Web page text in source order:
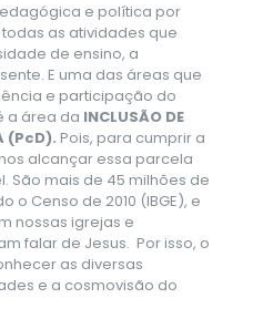
e política por
as atividades que
de ensino, a
E uma das áreas que
e participação do
a área da INCLUSÃO DE
(PcD). Pois, para cumprir a
alcançar essa parcela
São mais de 45 milhões de
o Censo de 2010 (IBGE), e
nossas igrejas e
falar de Jesus. Por isso, o
as diversas
e a cosmovisão do